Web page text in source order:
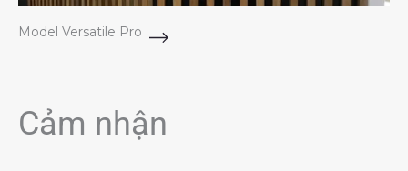
Model Versatile Pro
Cảm nhận